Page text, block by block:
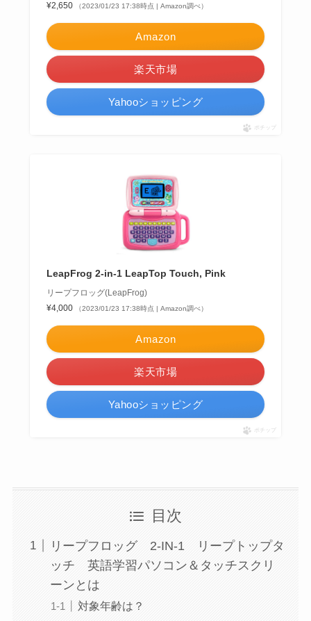
¥2,650
（2023/01/23 17:38時点 | Amazon調べ）
Amazon
楽天市場
Yahooショッピング
ポチップ
LeapFrog 2-in-1 LeapTop Touch, Pink
リープフロッグ(LeapFrog)
¥4,000
（2023/01/23 17:38時点 | Amazon調べ）
Amazon
楽天市場
Yahooショッピング
ポチップ
目次
リープフロッグ 2-IN-1 リープトップタ
ッチ 英語学習パソコン＆タッチスクリ
ーンとは
対象年齢は？